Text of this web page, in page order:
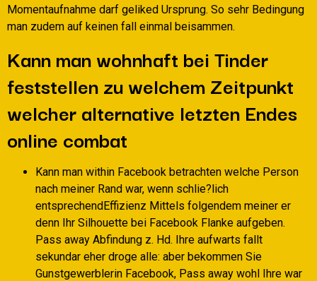
Momentaufnahme darf geliked Ursprung. So sehr Bedingung
man zudem auf keinen fall einmal beisammen.
Kann man wohnhaft bei Tinder
feststellen zu welchem Zeitpunkt
welcher alternative letzten Endes
online combat
Kann man within Facebook betrachten welche Person
nach meiner Rand war, wenn schlie?lich
entsprechendEffizienz Mittels folgendem meiner er
denn Ihr Silhouette bei Facebook Flanke aufgeben.
Pass away Abfindung z. Hd. Ihre aufwarts fallt
sekundar eher droge alle: aber bekommen Sie
Gunstgewerblerin Facebook, Pass away wohl Ihre war